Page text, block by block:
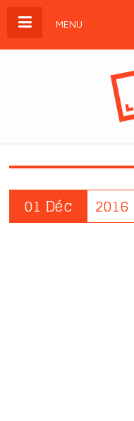
MENU
01 Déc 2016